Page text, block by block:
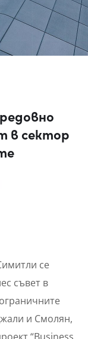
в сектор
се
съвет в
и Смолян,